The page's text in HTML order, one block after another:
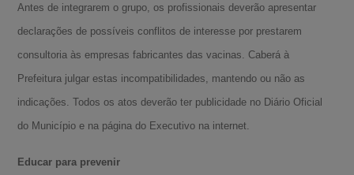
Antes de integrarem o grupo, os profissionais deverão apresentar
declarações de possíveis conflitos de interesse por prestarem
consultoria às empresas fabricantes das vacinas. Caberá à
Prefeitura julgar estas incompatibilidades, mantendo ou não as
indicações. Todos os atos deverão ter publicidade no Diário Oficial
do Município e na página do Executivo na internet.
Educar para prevenir